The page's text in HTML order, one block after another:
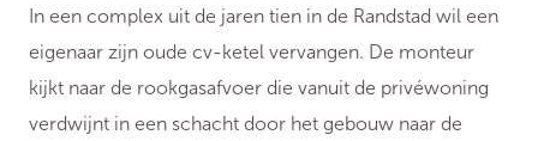
In een complex uit de jaren tien in de Randstad wil een
eigenaar zijn oude cv-ketel vervangen. De monteur
kijkt naar de rookgasafvoer die vanuit de privéwoning
verdwijnt in een schacht door het gebouw naar de